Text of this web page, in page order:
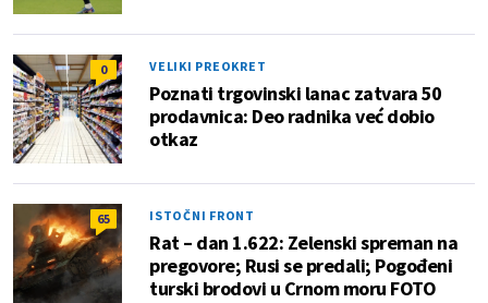
0 VELIKI PREOKRET
Poznati trgovinski lanac zatvara 50
prodavnica: Deo radnika već dobio
otkaz
65 ISTOČNI FRONT
Rat – dan 1.622: Zelenski spreman na
pregovore; Rusi se predali; Pogođeni
turski brodovi u Crnom moru FOTO